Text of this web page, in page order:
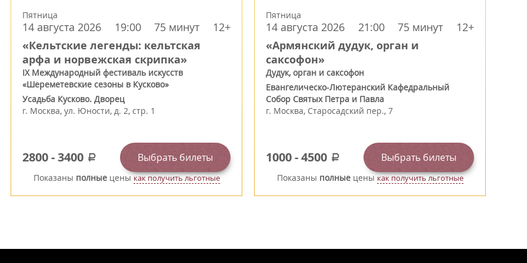
Пятница
14 августа 2026 19:00 75 минут 12+
«Кельтские легенды: кельтская
арфа и норвежская скрипка»
IX Международный фестиваль искусств
«Шереметевские сезоны в Кусково»
Усадьба Кусково. Дворец
г. Москва, ул. Юности, д. 2, стр. 1
2800-3400 a Выбрать билеты
Показаны полныеценыкак получить льготные
Пятница
14 августа 2026 21:00 75 минут 12+
«Армянский дудук, орган и
саксофон»
Дудук, орган и саксофон
Евангелическо-Лютеранский Кафедральный
Собор Святых Петра и Павла
г. Москва, Старосадский пер., 7
1000-4500 a Выбрать билеты
Показаны полныеценыкак получить льготные